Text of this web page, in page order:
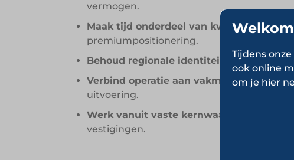
vermogen.
Maak tijd onderdeel van kwaliteit:
premiumpositionering.
Behoud regionale identiteit bij
Verbind operatie aan vakmanschap:
uitvoering.
Werk vanuit vaste kernwaarden:
vestigingen.
Tijdens
ook online
om je hier